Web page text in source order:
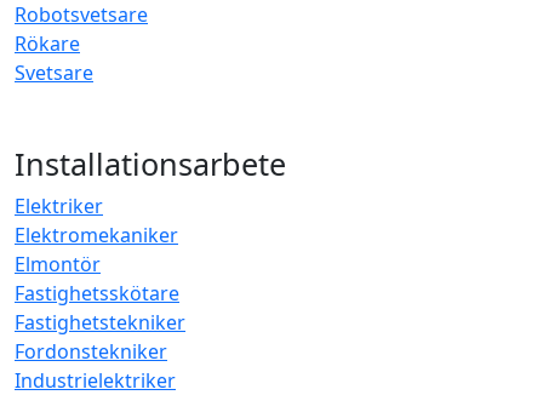
Robotsvetsare
Rökare
Svetsare
Installationsarbete
Elektriker
Elektromekaniker
Elmontör
Fastighetsskötare
Fastighetstekniker
Fordonstekniker
Industrielektriker